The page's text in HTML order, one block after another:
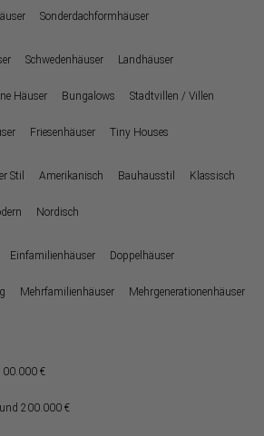
Sonderdachformhäuser
Schwedenhäuser Landhäuser
Häuser Bungalows Stadtvillen / Villen
Friesenhäuser Tiny Houses
Stil Amerikanisch Bauhausstil Klassisch
Nordisch
Einfamilienhäuser Doppelhäuser
Mehrfamilienhäuser Mehrgenerationenhäuser
€
200.000 €